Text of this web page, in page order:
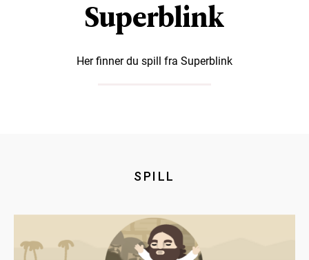
Superblink
Her finner du spill fra Superblink
SPILL